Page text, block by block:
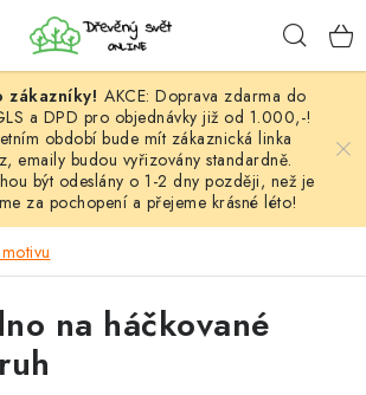
AKCE: Doprava zdarma do
a DPD pro objednávky již od 1.000,-!
období bude mít zákaznická linka
emaily budou vyřizovány standardně.
být odeslány o 1-2 dny později, než je
za pochopení a přejeme krásné léto!
na háčkované